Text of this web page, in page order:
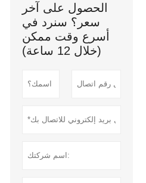
الحصول على آخر
سعر؟ سنرد في
أسرع وقت ممكن
(خلال 12 ساعة)